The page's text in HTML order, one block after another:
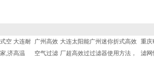
空
,济
大连耐
高温
广州高效
空气过滤
大连太阳能
厂超高效过
广州迷你折式高效
过滤器使用方法，
重庆
滤网